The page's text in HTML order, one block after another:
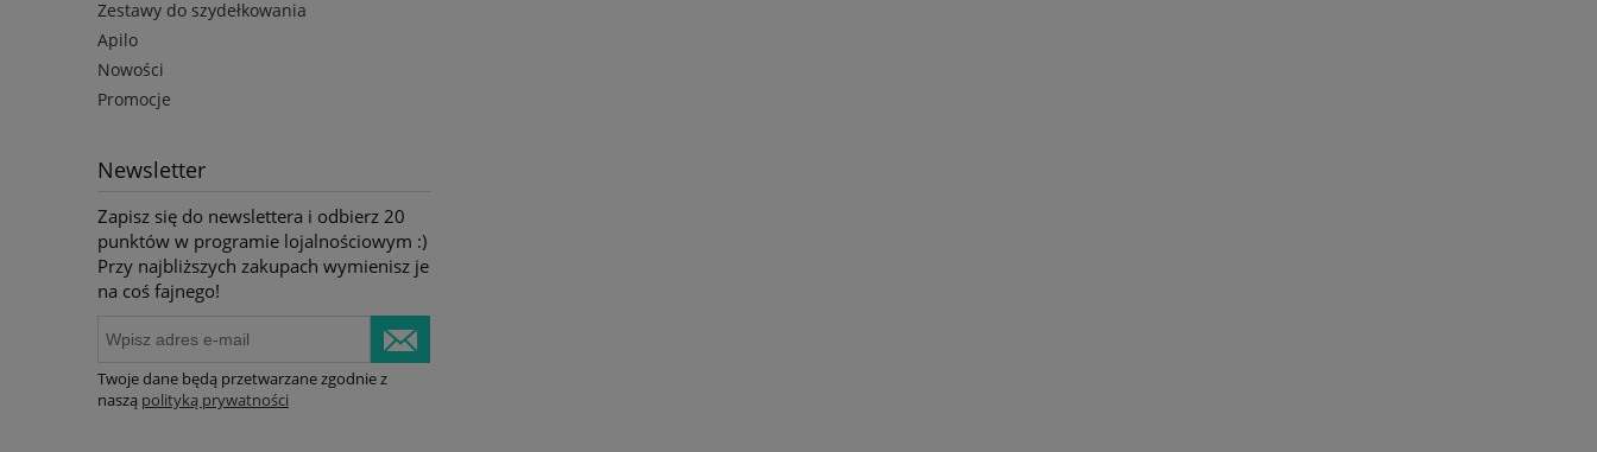
Zestawy do szydełkowania
Apilo
Nowości
Promocje
Newsletter
Zapisz się do newslettera i odbierz 20
punktów w programie lojalnościowym :)
Przy najbliższych zakupach wymienisz je
na coś fajnego!
Twoje dane będą przetwarzane zgodnie z
naszą polityką prywatności